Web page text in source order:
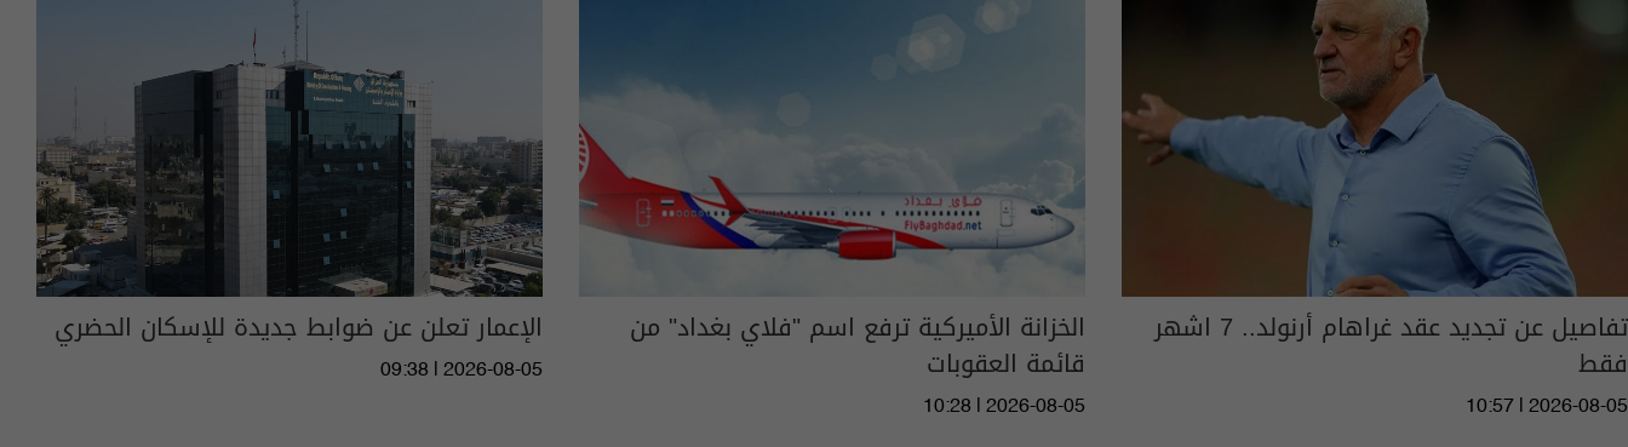
تفاصيل عن تجديد عقد غراهام أرنولد.. 7 اشهر
فقط
10:57 | 2026-08-05
الخزانة الأميركية ترفع اسم "فلاي بغداد" من
قائمة العقوبات
10:28 | 2026-08-05
الإعمار تعلن عن ضوابط جديدة للإسكان الحضري
09:38 | 2026-08-05